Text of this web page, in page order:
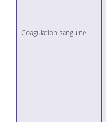
Coagulation sanguine